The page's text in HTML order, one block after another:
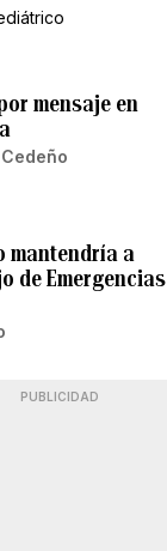
mensaje en
mantendría a
de Emergencias
PUBLICIDAD